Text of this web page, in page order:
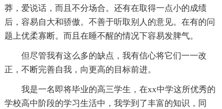
莽，爱说话，而且不分场合。还有在取得一点小的成绩
后，容易自大和骄傲。不善于听取别人的意见。在有的问
题上优柔寡断。而且在睡不醒的情况下容易发脾气。
但尽管我有这么多的缺点，我有信心将它们一一改
正，不断完善自我，向更高的目标前进。
我是一名即将毕业的高三学生，在xx中学这所优秀的
学校高中阶段的学习生活中，我学到了丰富的知识，同